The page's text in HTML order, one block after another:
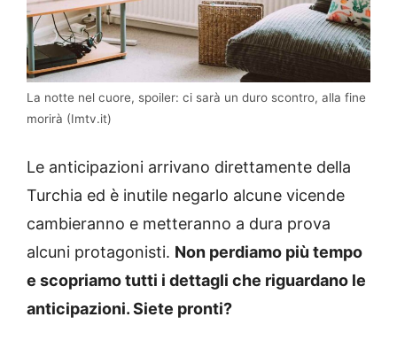
La notte nel cuore, spoiler: ci sarà un duro scontro, alla fine
morirà (Imtv.it)
Le anticipazioni arrivano direttamente della
Turchia ed è inutile negarlo alcune vicende
cambieranno e metteranno a dura prova
alcuni protagonisti. Non perdiamo più tempo
e scopriamo tutti i dettagli che riguardano le
anticipazioni. Siete pronti?